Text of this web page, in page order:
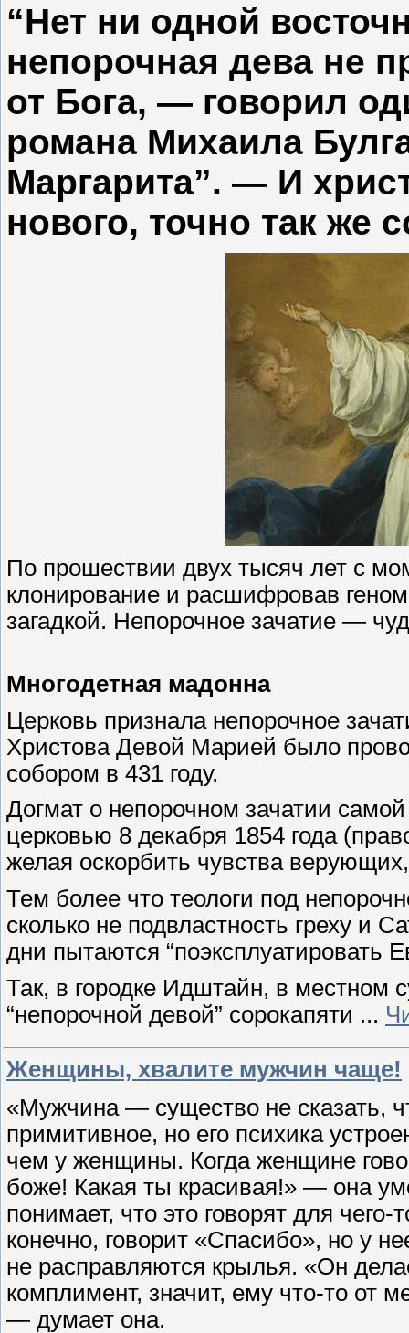
“Нет ни одной
непорочная дева не
от Бога, — говорил
романа Михаила
Маргарита”. — И
нового, точно так же
По прошествии двух тысяч лет с
клонирование и расшифровав
загадкой. Непорочное зачатие —
Многодетная мадонна
Церковь признала непорочное
Христова Девой Марией было
собором в 431 году.
Догмат о непорочном зачатии
церковью 8 декабря 1854 года
желая оскорбить чувства
Тем более что теологи под
сколько не подвластность греху и
дни пытаются “поэксплуатировать
Так, в городке Идштайн, в местном
“непорочной девой” сорокапяти ...
Женщины, хвалите мужчин чаще!
«Мужчина — существо не сказать,
примитивное, но его психика
чем у женщины. Когда женщине
боже! Какая ты красивая!» — она
понимает, что это говорят для чего-
конечно, говорит «Спасибо», но у
не расправляются крылья. «Он
комплимент, значит, ему что-то от
— думает она.